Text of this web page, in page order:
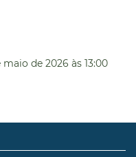
maio de 2026 às 13:00